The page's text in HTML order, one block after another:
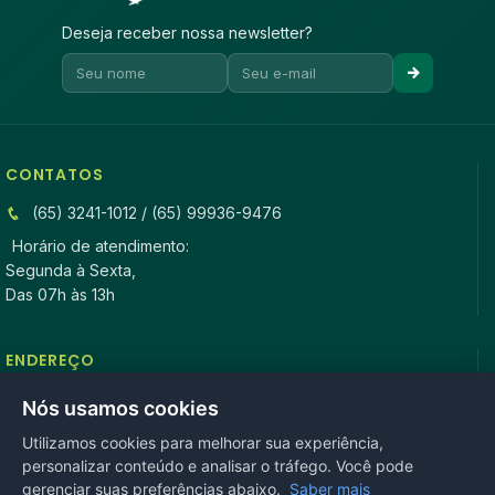
Deseja receber nossa newsletter?
CONTATOS
(65) 3241-1012 / (65) 99936-9476
Horário de atendimento:
Segunda à Sexta,
Das 07h às 13h
ENDEREÇO
Rua Antonio Tavares, n° 3310, Centro CEP: 78.280-000 -
Mirassol D’Oeste, MT
REDES SOCIAIS
Nós usamos cookies
Utilizamos cookies para melhorar sua experiência,
personalizar conteúdo e analisar o tráfego. Você pode
gerenciar suas preferências abaixo. Saber mais